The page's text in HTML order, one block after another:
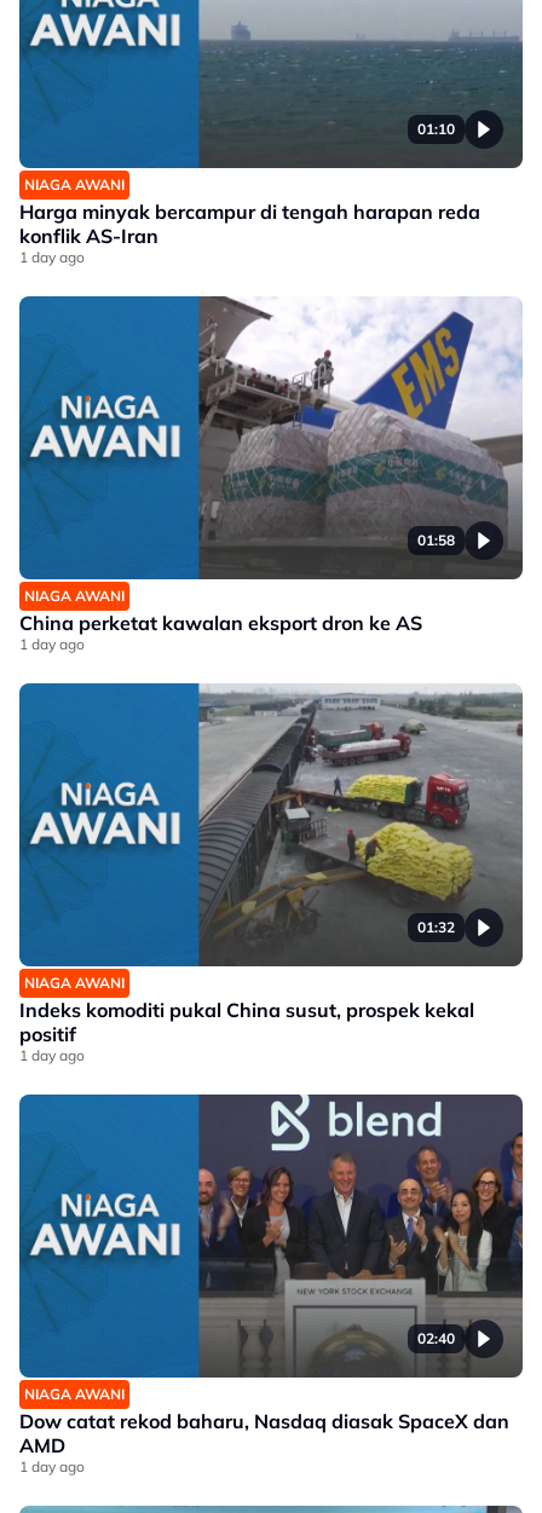
01:10
NIAGA AWANI
Harga minyak bercampur di tengah harapan reda
konflik AS-Iran
1 day ago
01:58
NIAGA AWANI
China perketat kawalan eksport dron ke AS
1 day ago
01:32
NIAGA AWANI
Indeks komoditi pukal China susut, prospek kekal
positif
1 day ago
02:40
NIAGA AWANI
Dow catat rekod baharu, Nasdaq diasak SpaceX dan
AMD
1 day ago